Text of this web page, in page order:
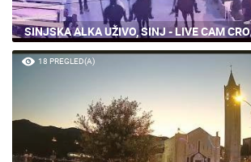
SINJSKA ALKA UŽIVO, SINJ - LIVE CAM
18 PREGLED(A)